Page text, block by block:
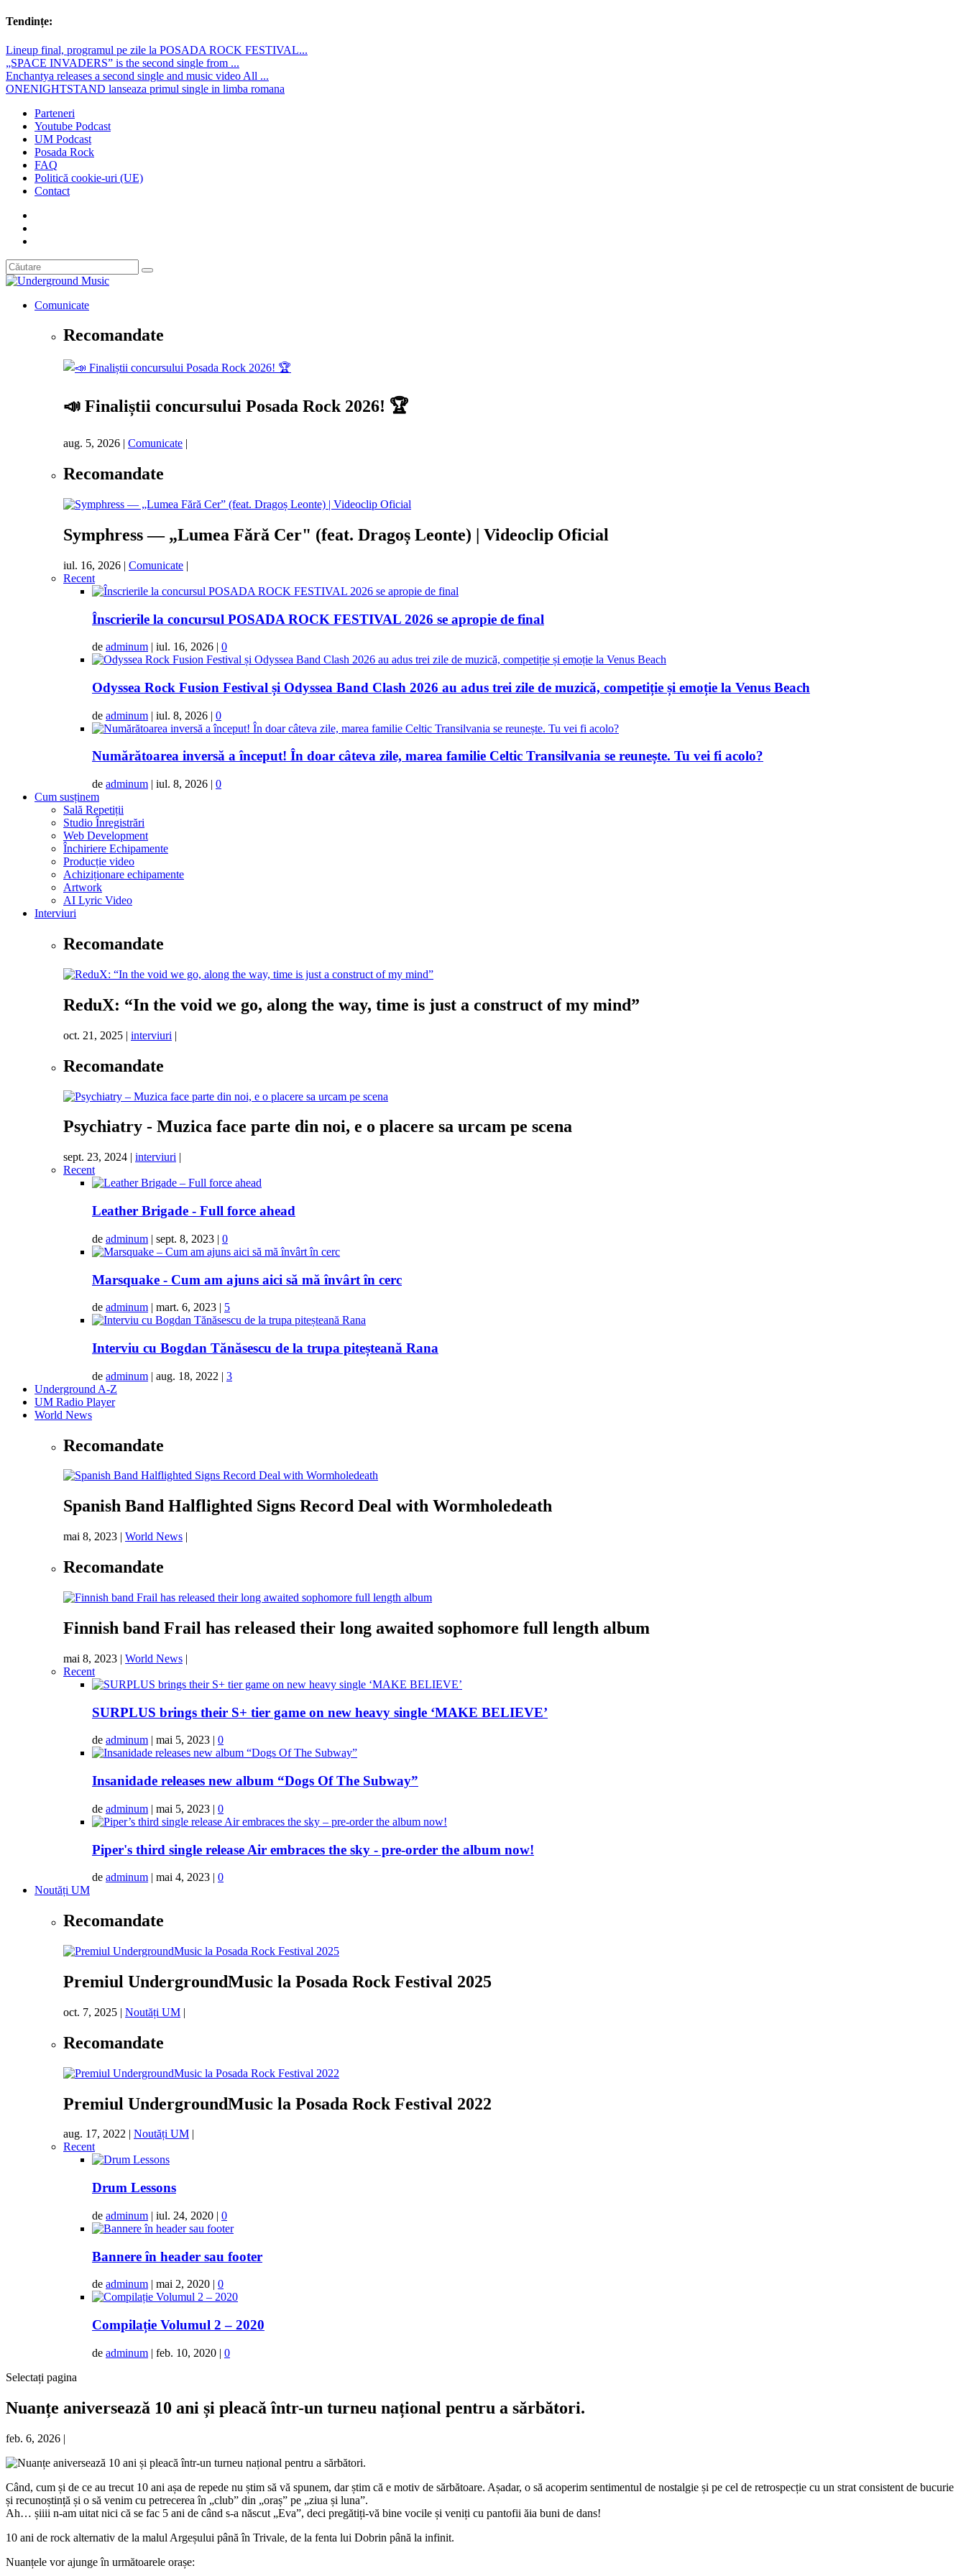
Tendințe:
Lineup final, programul pe zile la POSADA ROCK FESTIVAL...
„SPACE INVADERS” is the second single from ...
Enchantya releases a second single and music video All ...
ONENIGHTSTAND lanseaza primul single in limba romana
Parteneri
Youtube Podcast
UM Podcast
Posada Rock
FAQ
Politică cookie-uri (UE)
Contact
Comunicate
Recomandate
📣 Finaliștii concursului Posada Rock 2026! 🏆
aug. 5, 2026 | Comunicate |
Recomandate
Symphress — „Lumea Fără Cer" (feat. Dragoș Leonte) | Videoclip Oficial
iul. 16, 2026 | Comunicate |
Recent
Înscrierile la concursul POSADA ROCK FESTIVAL 2026 se apropie de final
de adminum | iul. 16, 2026 | 0
Odyssea Rock Fusion Festival și Odyssea Band Clash 2026 au adus trei zile de muzică, competiție și emoție la Venus Beach
de adminum | iul. 8, 2026 | 0
Numărătoarea inversă a început! În doar câteva zile, marea familie Celtic Transilvania se reunește. Tu vei fi acolo?
de adminum | iul. 8, 2026 | 0
Cum susținem
Sală Repetiții
Studio Înregistrări
Web Development
Închiriere Echipamente
Producție video
Achiziționare echipamente
Artwork
AI Lyric Video
Interviuri
Recomandate
ReduX: “In the void we go, along the way, time is just a construct of my mind”
oct. 21, 2025 | interviuri |
Recomandate
Psychiatry - Muzica face parte din noi, e o placere sa urcam pe scena
sept. 23, 2024 | interviuri |
Recent
Leather Brigade - Full force ahead
de adminum | sept. 8, 2023 | 0
Marsquake - Cum am ajuns aici să mă învârt în cerc
de adminum | mart. 6, 2023 | 5
Interviu cu Bogdan Tănăsescu de la trupa piteșteană Rana
de adminum | aug. 18, 2022 | 3
Underground A-Z
UM Radio Player
World News
Recomandate
Spanish Band Halflighted Signs Record Deal with Wormholedeath
mai 8, 2023 | World News |
Recomandate
Finnish band Frail has released their long awaited sophomore full length album
mai 8, 2023 | World News |
Recent
SURPLUS brings their S+ tier game on new heavy single ‘MAKE BELIEVE’
de adminum | mai 5, 2023 | 0
Insanidade releases new album “Dogs Of The Subway”
de adminum | mai 5, 2023 | 0
Piper's third single release Air embraces the sky - pre-order the album now!
de adminum | mai 4, 2023 | 0
Noutăți UM
Recomandate
Premiul UndergroundMusic la Posada Rock Festival 2025
oct. 7, 2025 | Noutăți UM |
Recomandate
Premiul UndergroundMusic la Posada Rock Festival 2022
aug. 17, 2022 Noutăți UM
Recent
Drum Lessons
de adminum | iul. 24, 2020 | 0
Bannere în header sau footer
de adminum | mai 2, 2020 | 0
Compilație Volumul 2 – 2020
de adminum | feb. 10, 2020 | 0
Selectați pagina
Nuanțe aniversează 10 ani și pleacă într-un turneu național pentru a sărbători.
feb. 6, 2026 |
Când, cum și de ce au trecut 10 ani așa de repede nu știm să vă spunem, dar știm că e motiv de sărbătoare. Așadar, o să acoperim sentimentul de nostalgie și pe cel de retrospecție cu un strat consistent de bucurie
și recunoștință și o să venim cu petrecerea în „club” din „oraș” pe „ziua și luna”.
Ah… șiiii n-am uitat nici că se fac 5 ani de când s-a născut „Eva”, deci pregătiți-vă bine vocile și veniți cu pantofii ăia buni de dans!
10 ani de rock alternativ de la malul Argeșului până în Trivale, de la fenta lui Dobrin până la infinit.
Nuanțele vor ajunge în următoarele orașe: